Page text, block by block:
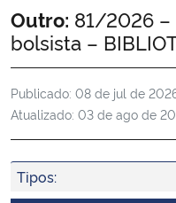
Ministério da Infraestrutura
Ministério da Agricultura,
Ministério da Educação
Ministério da Cidadania
Início do conteúdo
Outro: 81/2026 –
bolsista –
Publicado: 08 de jul de
Atualizado: 03 de ago de
Tipos: